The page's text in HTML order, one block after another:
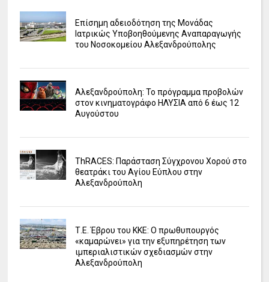
Επίσημη αδειοδότηση της Μονάδας
Ιατρικώς Υποβοηθούμενης Αναπαραγωγής
του Νοσοκομείου Αλεξανδρούπολης
Αλεξανδρούπολη: Το πρόγραμμα προβολών
στον κινηματογράφο ΗΛΥΣΙΑ από 6 έως 12
Αυγούστου
ΤhRACES: Παράσταση Σύγχρονου Χορού στο
θεατράκι του Αγίου Εύπλου στην
Αλεξανδρούπολη
Τ.Ε. Έβρου του ΚΚΕ: Ο πρωθυπουργός
«καμαρώνει» για την εξυπηρέτηση των
ιμπεριαλιστικών σχεδιασμών στην
Αλεξανδρούπολη